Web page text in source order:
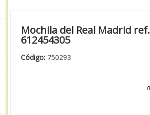
Mochila del Real Madrid ref.
612454305
Código: 750293